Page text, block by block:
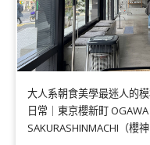
大人系朝食美學最迷人的
日常｜東京櫻新町 OGAWA
SAKURASHINMACHI（櫻